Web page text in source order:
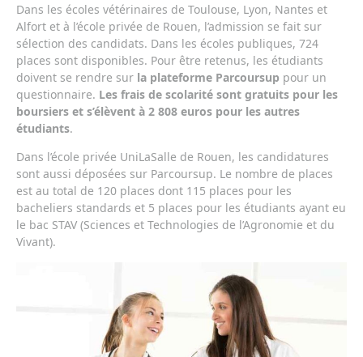
Dans les écoles vétérinaires de Toulouse, Lyon, Nantes et
Alfort et à l’école privée de Rouen, l’admission se fait sur
sélection des candidats. Dans les écoles publiques, 724
places sont disponibles. Pour être retenus, les étudiants
doivent se rendre sur la plateforme Parcoursup pour un
questionnaire. Les frais de scolarité sont gratuits pour les
boursiers et s’élèvent à 2 808 euros pour les autres
étudiants.
Dans l’école privée UniLaSalle de Rouen, les candidatures
sont aussi déposées sur Parcoursup. Le nombre de places
est au total de 120 places dont 115 places pour les
bacheliers standards et 5 places pour les étudiants ayant eu
le bac STAV (Sciences et Technologies de l’Agronomie et du
Vivant).